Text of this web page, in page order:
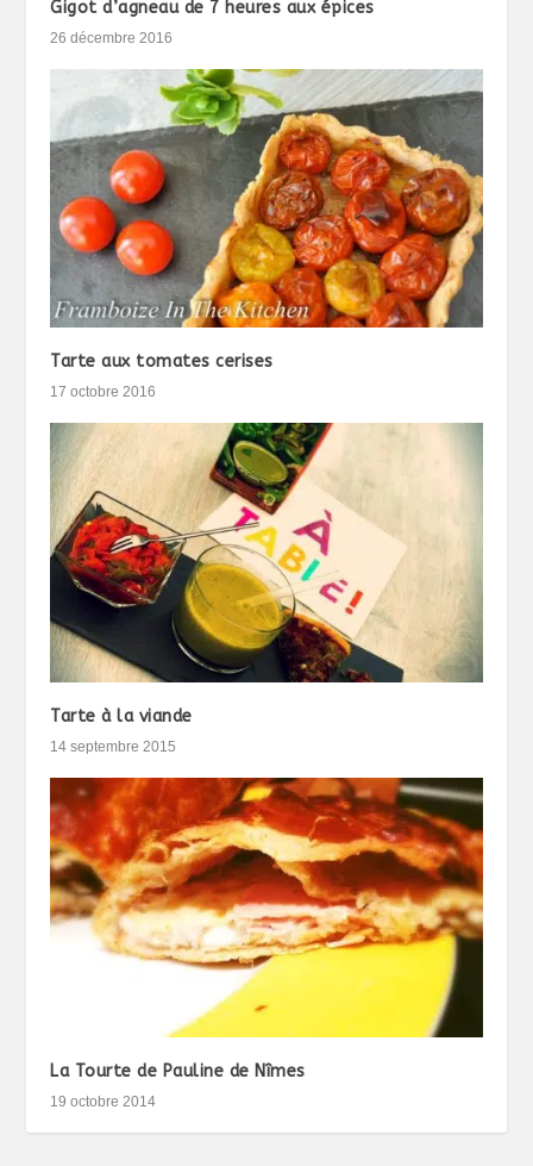
Gigot d’agneau de 7 heures aux épices
26 décembre 2016
Tarte aux tomates cerises
17 octobre 2016
Tarte à la viande
14 septembre 2015
La Tourte de Pauline de Nîmes
19 octobre 2014